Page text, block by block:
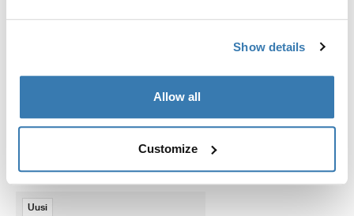
Show details
Allow all
Customize
Sivusto: www.thule.com
Liittyvät tuotteet
Uusi